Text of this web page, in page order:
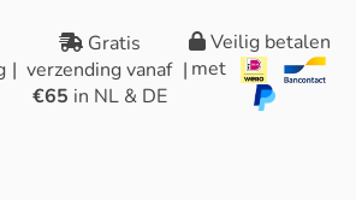
|
Gratis
verzending vanaf
€65 in NL & DE
|
Veilig betalen
met